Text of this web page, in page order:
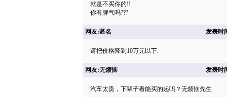
就是不买你的!!
你有脾气吗???
网友:匿名 发表时
请把价格降到10万元以下.
网友:无烦恼 发表时
汽车太贵，下辈子看能买的起吗？无烦恼先生